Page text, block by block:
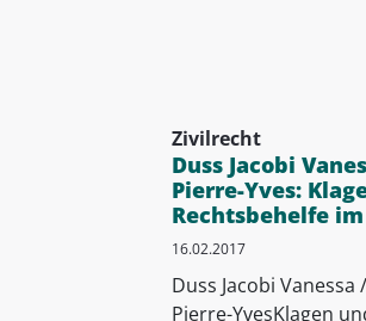
Zivilrecht
Duss Jacobi
Pierre-Yves:
Rechtsbehelfe
16.02.2017
Duss Jacobi Vanessa
Pierre-YvesKlagen